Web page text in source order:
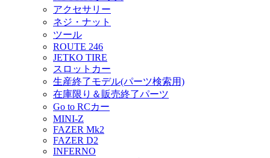
アクセサリー
ネジ・ナット
ツール
ROUTE 246
JETKO TIRE
スロットカー
生産終了モデル(パーツ検索用)
在庫限り＆販売終了パーツ
Go to RCカー
MINI-Z
FAZER Mk2
FAZER D2
INFERNO